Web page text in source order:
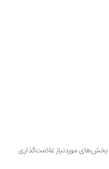
بخش‌های موردنیاز علامت‌گذاری